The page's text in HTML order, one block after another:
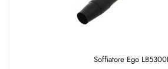
Soffiatore Ego